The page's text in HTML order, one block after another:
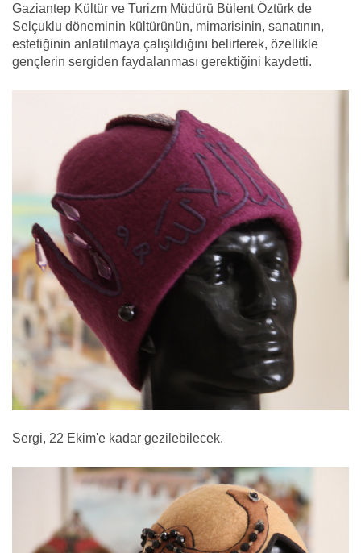
Gaziantep Kültür ve Turizm Müdürü Bülent Öztürk de
Selçuklu döneminin kültürünün, mimarisinin, sanatının,
estetiğinin anlatılmaya çalışıldığını belirterek, özellikle
gençlerin sergiden faydalanması gerektiğini kaydetti.
Sergi, 22 Ekim'e kadar gezilebilecek.